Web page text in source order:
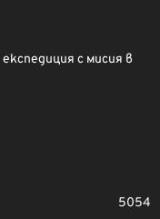
с мисия в
5054